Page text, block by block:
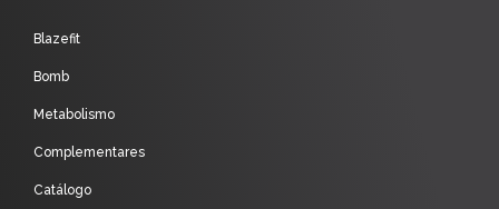
Blazefit
Bomb
Metabolismo
Complementares
Catálogo